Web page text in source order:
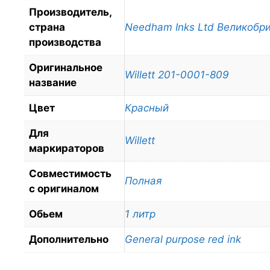
Производитель,
страна
производства
Needham Inks Ltd
Оригинальное
название
Willett 201-0001-809
Цвет Красный
Для
маркираторов
Willett
Совместимость
с оригиналом
Полная
Обьем 1 литр
Дополнительно General purpose red ink